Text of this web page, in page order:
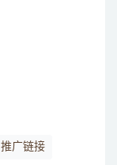
推广链接